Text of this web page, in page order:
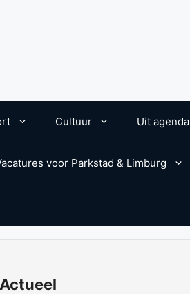
Cultuur Uit agenda
voor Parkstad & Limburg